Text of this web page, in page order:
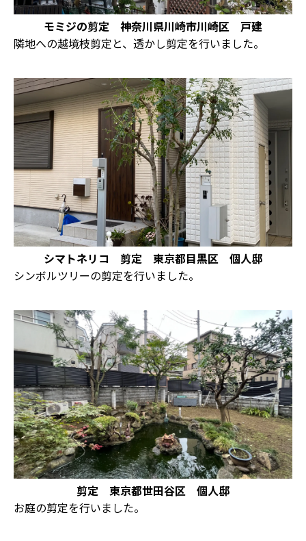
モミジの剪定 神奈川県川崎市川崎区 戸建
隣地への越境枝剪定と、透かし剪定を行いました。
シマトネリコ 剪定 東京都目黒区 個人邸
シンボルツリーの剪定を行いました。
剪定 東京都世田谷区 個人邸
お庭の剪定を行いました。